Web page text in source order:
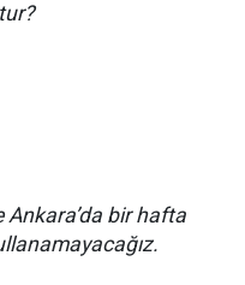
Ankara’da bir hafta